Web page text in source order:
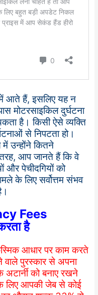
में आते हैं, इसलिए यह न
मोटरसाइकिल दुर्घटना
है। किसी ऐसे व्यक्ति
से निपटता हो।
उन्होंने कितने
आप जानते हैं कि वे
और पेचीदगियों को
के लिए सर्वोत्तम संभव
Fees
है
आधार पर काम करते
पुरस्कार से अपना
को बनाए रखने
आपकी जेब से कोई